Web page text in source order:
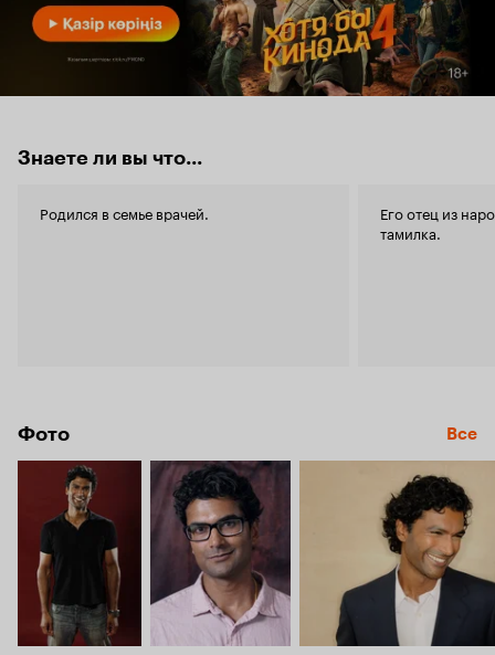
Знаете ли вы что...
Родился в семье врачей.
Его отец из
тамилка.
Фото Все